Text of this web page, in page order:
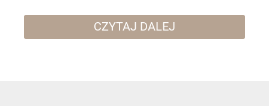
CZYTAJ DALEJ